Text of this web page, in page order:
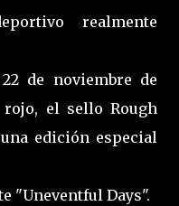
realmente
de noviembre de
rojo, el sello Rough
edición especial
"Uneventful Days".